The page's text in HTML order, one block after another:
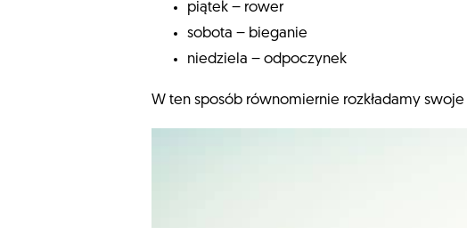
piątek – rower
sobota – bieganie
niedziela – odpoczynek
W ten sposób równomiernie rozkładamy